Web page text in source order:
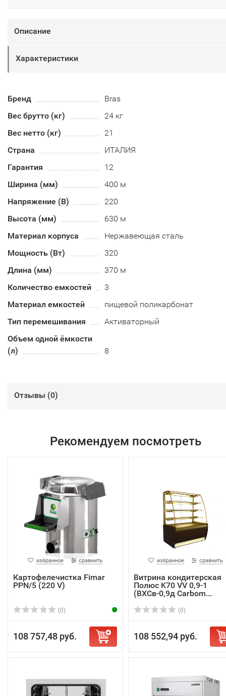
Описание
Характеристики
Бренд
Bras
Вес брутто (кг)
24 кг
Вес нетто (кг)
21
Страна
ИТАЛИЯ
Гарантия
12
Ширина (мм)
400 м
Напряжение (В)
220
Высота (мм)
630 м
Материал корпуса
Нержавеющая сталь
Мощность (Вт)
320
Длина (мм)
370 м
Количество емкостей
3
Материал емкостей
пищевой поликарбонат
Тип перемешивания
Активаторный
Объем одной ёмкости
(л)
8
Отзывы (0)
Рекомендуем посмотреть
избранное сравнить
Картофелечистка Fimar
PPN/5 (220 V)
(0)
108 757,48 руб.
избранное сравнить
Витрина кондитерская
Полюс K70 VV 0,9-1
(ВХСв-0,9д Carbom...
(0)
108 552,94 руб.